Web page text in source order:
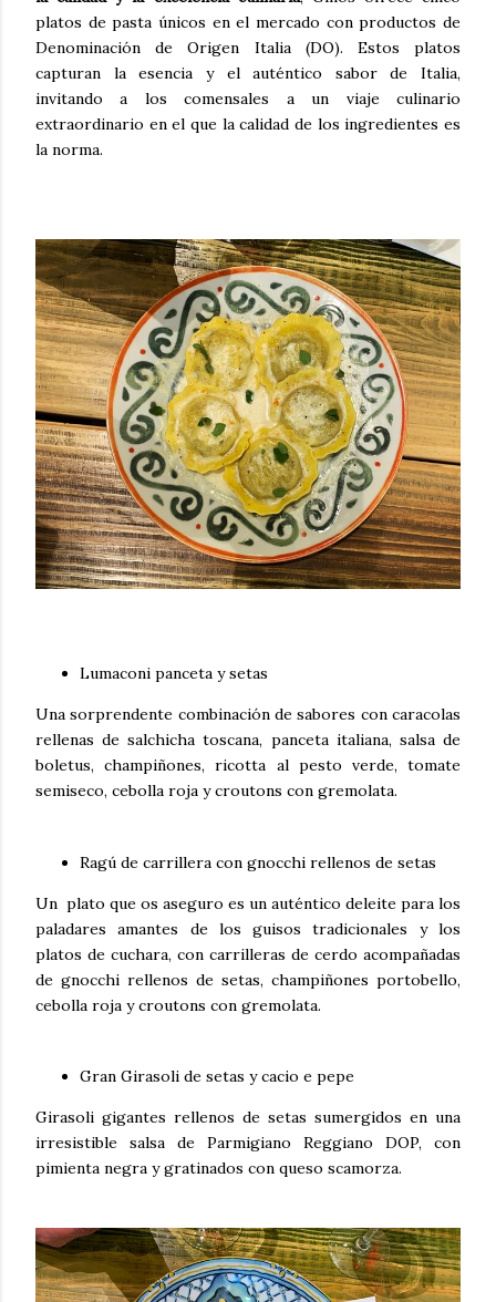
platos de pasta únicos en el mercado con productos de
Denominación de Origen Italia (DO). Estos platos
capturan la esencia y el auténtico sabor de Italia,
invitando a los comensales a un viaje culinario
extraordinario en el que la calidad de los ingredientes es
la norma.
Lumaconi panceta y setas
Una sorprendente combinación de sabores con caracolas
rellenas de salchichatoscana, panceta italiana, salsa de
boletus, champiñones, ricotta al pesto verde, tomate
semiseco, cebolla roja y croutons con gremolata.
Ragú de carrillera con gnocchi rellenos de setas
Un plato que os aseguro es un auténtico deleite para los
paladares amantes de los guisostradicionales y los
platos de cuchara, con carrilleras de cerdo acompañadas
de gnocchi rellenos de setas, champiñones portobello,
cebolla roja y croutons con gremolata.
Gran Girasoli de setas y cacio e pepe
Girasoli gigantes rellenos de setas sumergidos en una
irresistible salsa de Parmigiano Reggiano DOP, con
pimienta negra y gratinados con queso scamorza.